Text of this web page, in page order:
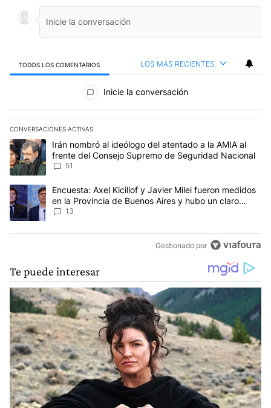
TODOS LOS COMENTARIOS LOS MÁS RECIENTES
Todos los comentarios
Inicie la conversación
CONVERSACIONES ACTIVAS
Este listado muestra los artículos con más comentarios en los
Un artículo de tendencia con el título "Irán nombró al ideólogo
Irán nombró al ideólogo del atentado a la AMIA al
frente del Consejo Supremo de Seguridad Nacional
51
Un artículo de tendencia con el título "Encuesta: Axel Kicillof y
Encuesta: Axel Kicillof y Javier Milei fueron medidos
en la Provincia de Buenos Aires y hubo un claro
ganador
13
Gestionado por